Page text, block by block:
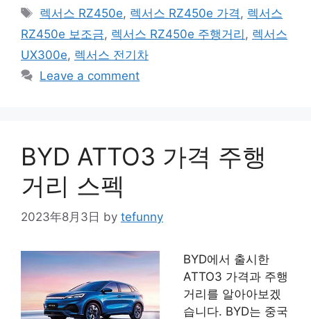
Tags
렉서스 RZ450e, 렉서스 RZ450e 가격, 렉서스
RZ450e 보조금, 렉서스 RZ450e 주행거리 , 렉서스
UX300e, 렉서스 전기차
Leave a comment
BYD ATTO3 가격 주행
거리 스펙
2023年8月3日 by tefunny
BYD에서 출시한
ATTO3 가격과 주행
거리를 알아아보겠
습니다. BYD는 중국